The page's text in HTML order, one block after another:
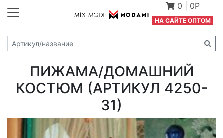
0 0Р
НА САЙТЕ ОПТОМ
ПИЖАМА/ДОМАШНИЙ
КОСТЮМ (АРТИКУЛ 4250-
31)